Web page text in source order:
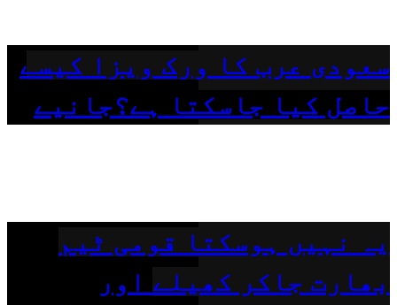
سعودی عرب کا ورک ویزا کیسے
حاصل کیا جاسکتا ہے؟جانیے
یہ نہیں ہوسکتا قومی ٹیم
بھارت جاکر کھیلے اور